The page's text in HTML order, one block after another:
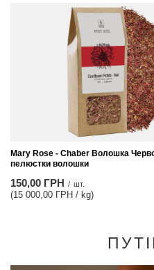
Mary Rose - Chaber Волошка
пелюстки волошки
150,00 ГРН / шт.
(15 000,00 ГРН / kg)